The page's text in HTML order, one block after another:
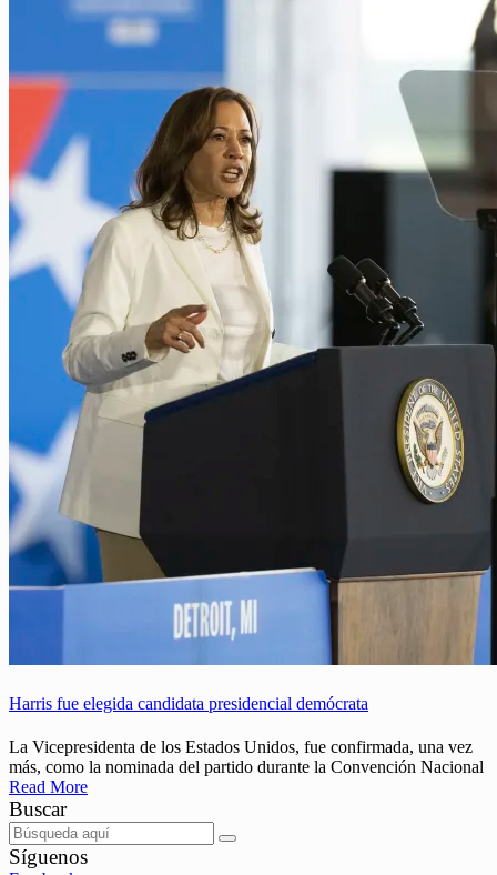
Harris fue elegida candidata presidencial demócrata
La Vicepresidenta de los Estados Unidos, fue confirmada, una vez
más, como la nominada del partido durante la Convención Nacional
Read More
Buscar
Síguenos